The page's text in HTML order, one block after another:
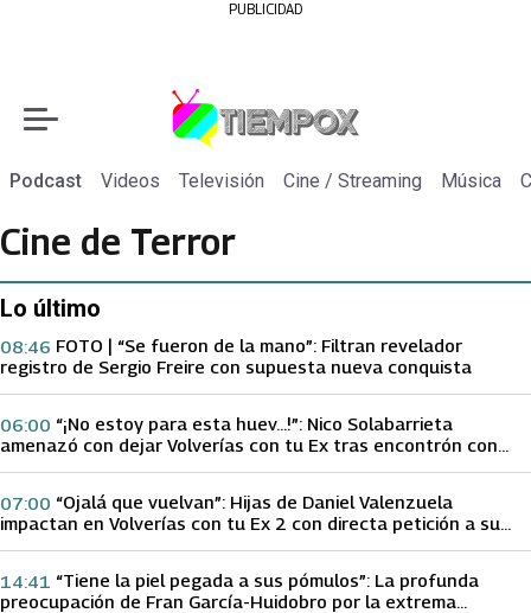
PUBLICIDAD
Podcast Videos Televisión Cine / Streaming Música
Cine de Terror
Lo último
FOTO | “Se fueron de la mano”: Filtran revelador
registro de Sergio Freire con supuesta nueva conquista
08:46
“¡No estoy para esta huev…!”: Nico Solabarrieta
amenazó con dejar Volverías con tu Ex tras encontrón con
06:00
“Ojalá que vuelvan”: Hijas de Daniel Valenzuela
impactan en Volverías con tu Ex 2 con directa petición a su
07:00
“Tiene la piel pegada a sus pómulos”: La profunda
preocupación de Fran García-Huidobro por la extrema
14:41